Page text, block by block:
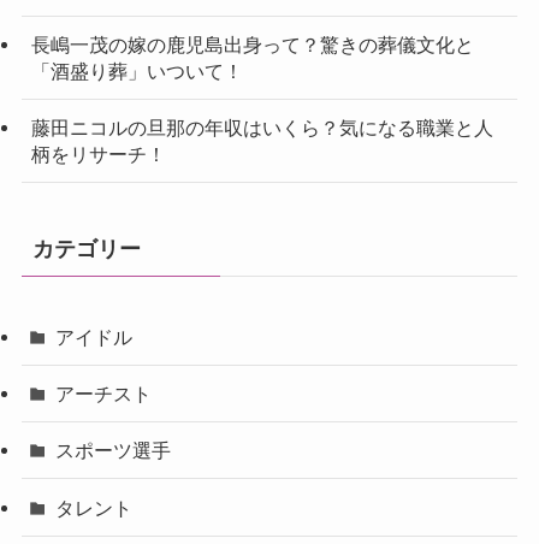
長嶋一茂の嫁の鹿児島出身って？驚きの葬儀文化と
「酒盛り葬」いついて！
藤田ニコルの旦那の年収はいくら？気になる職業と人
柄をリサーチ！
カテゴリー
アイドル
アーチスト
スポーツ選手
タレント